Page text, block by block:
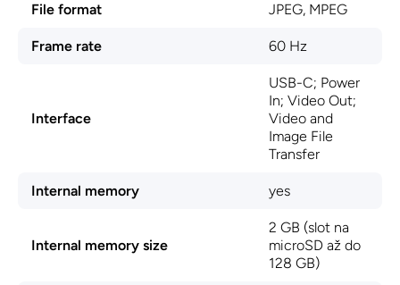
File format JPEG, MPEG
Frame rate 60 Hz
Interface
USB-C; Power
In; Video Out;
Video and
Image File
Transfer
Internal memory yes
Internal memory size
2 GB (slot na
microSD až do
128 GB)